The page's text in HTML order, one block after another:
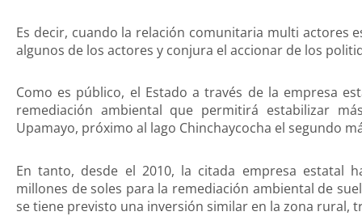
Es decir, cuando la relación comunitaria multi actores
algunos de los actores y conjura el accionar de los
Como es público, el Estado a través de la empresa
remediación ambiental que permitirá estabilizar
Upamayo, próximo al lago Chinchaycocha el segundo
En tanto, desde el 2010, la citada empresa estatal
millones de soles para la remediación ambiental de
se tiene previsto una inversión similar en la zona rural,